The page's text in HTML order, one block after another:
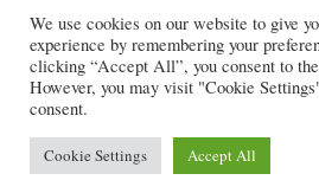
© Trading Arabic 2024
الخصوصية
We use cookies on our website to give
experience by remembering your
clicking “Accept All”, you consent to
However, you may visit "Cookie
consent.
Cookie Settings Accept All